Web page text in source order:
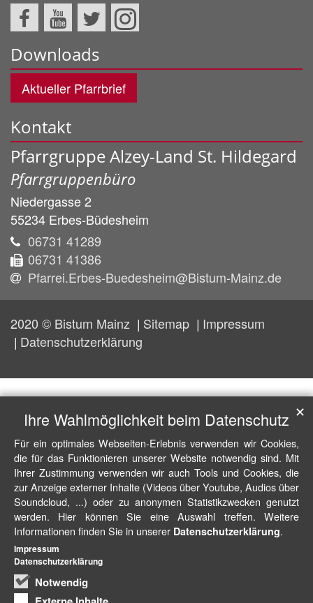
Downloads
Aktueller Pfarrbrief
Kontakt
Pfarrgruppe Alzey-Land St. Hildegard
Pfarrgruppenbüro
Niedergasse 2
55234 Erbes-Büdesheim
06731 41289
06731 41386
Pfarrei.Erbes-Buedesheim@Bistum-Mainz.de
2020 © Bistum Mainz Sitemap
Impressum
Datenschutzerklärung
Ihre Wahlmöglichkeit beim Datenschutz
Für ein optimales Webseiten-Erlebnis verwenden wir Cookies,
die für das Funktionieren unserer Website notwendig sind. Mit
Ihrer Zustimmung verwenden wir auch Tools und Cookies, die
zur Anzeige externer Inhalte (Videos über Youtube, Audios über
Soundcloud, ...) oder zu anonymen Statistikzwecken genutzt
werden. Hier können Sie eine Auswahl treffen. Weitere
Informationen finden Sie in unserer Datenschutzerklärung.
Notwendig
✕
Impressum
Datenschutzerklärung